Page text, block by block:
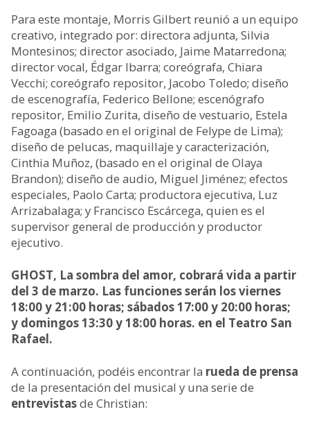
Para este montaje, Morris Gilbert reunió a un equipo
creativo, integrado por: directora adjunta, Silvia
Montesinos; director asociado, Jaime Matarredona;
director vocal, Édgar Ibarra; coreógrafa, Chiara
Vecchi; coreógrafo repositor, Jacobo Toledo; diseño
de escenografía, Federico Bellone; escenógrafo
repositor, Emilio Zurita, diseño de vestuario, Estela
Fagoaga (basado en el original de Felype de Lima);
diseño de pelucas, maquillaje y caracterización,
Cinthia Muñoz, (basado en el original de Olaya
Brandon); diseño de audio, Miguel Jiménez; efectos
especiales, Paolo Carta; productora ejecutiva, Luz
Arrizabalaga; y Francisco Escárcega, quien es el
supervisor general de producción y productor
ejecutivo.
GHOST, La sombra del amor, cobrará vida a partir
del 3 de marzo. Las funciones serán los viernes
18:00 y 21:00 horas; sábados 17:00 y 20:00 horas;
y domingos 13:30 y 18:00 horas. en el Teatro San
Rafael.
A continuación, podéis encontrar la rueda de prensa
de la presentación del musical y una serie de
entrevistasde Christian: